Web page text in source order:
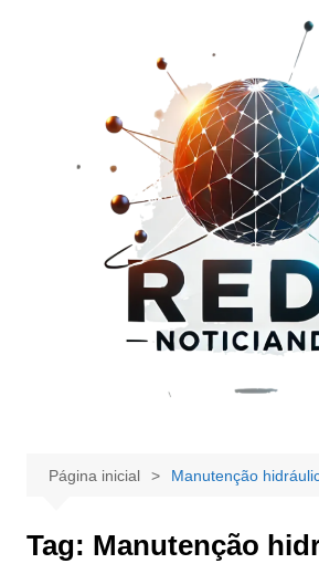
Página inicial Manutenção
Tag: Manutenção